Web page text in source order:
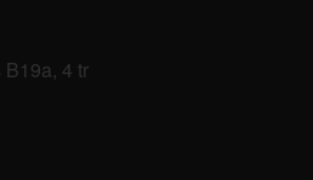
4 tr